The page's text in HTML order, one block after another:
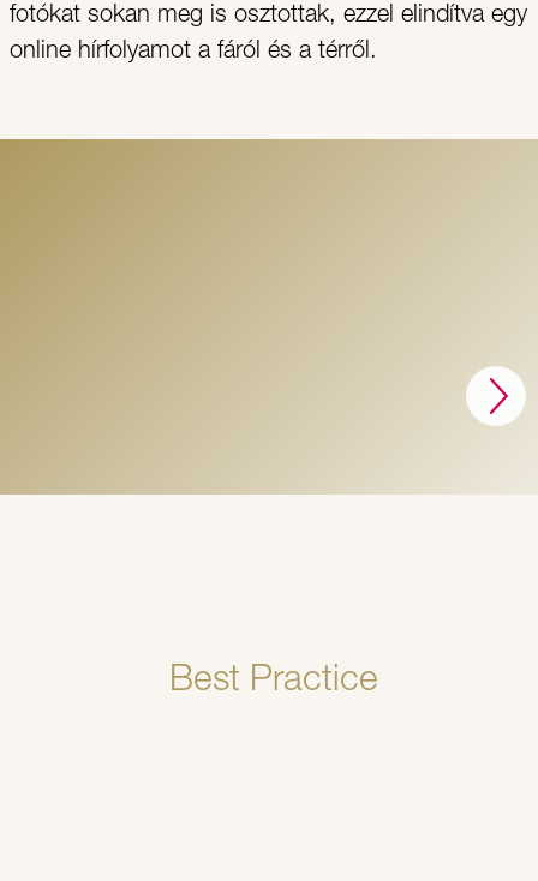
fotókat sokan meg is osztottak, ezzel elindítva egy
online hírfolyamot a fáról és a térről.
Best Practice